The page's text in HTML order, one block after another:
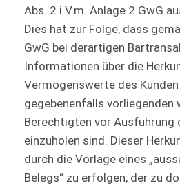
Abs. 2 i.V.m. Anlage 2 GwG
Dies hat zur Folge, dass
GwG bei derartigen
Informationen über die
Vermögenswerte des
gegebenenfalls
Berechtigten vor Ausführung
einzuholen sind. Dieser
durch die Vorlage eines
Belegs“ zu erfolgen, der zu